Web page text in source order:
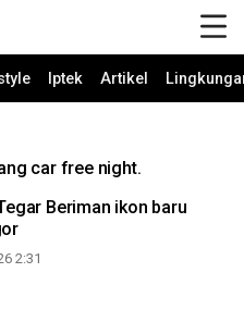
Iptek Artikel
car free night.
Beriman ikon baru
2:31